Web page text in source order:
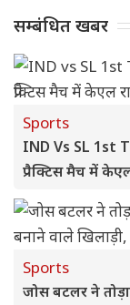
सम्बंधित खबर
Sports
IND Vs SL 1st
प्रैक्टिस मैच में
Sports
जोस बटलर ने तोड़ा